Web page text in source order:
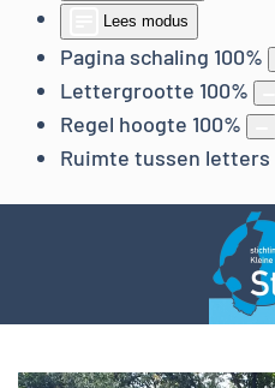
Lees modus
Pagina schaling 100%
Lettergrootte 100%
Regel hoogte 100%
Ruimte tussen letters